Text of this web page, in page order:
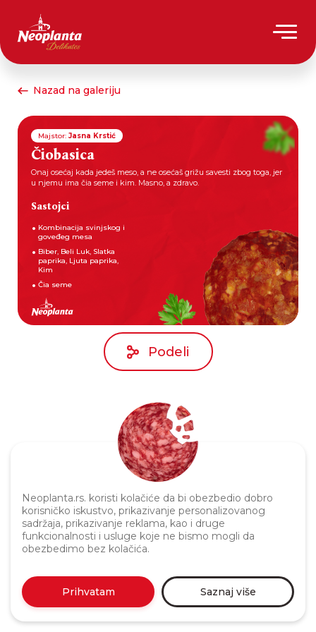
Neoplanta.rs. koristi kolačiće da bi obezbedio dobro
korisničko iskustvo, prikazivanje personalizovanog
sadržaja, prikazivanje reklama, kao i druge
funkcionalnosti i usluge koje ne bismo mogli da
obezbedimo bez kolačića.
Prihvatam Saznaj više
Nazad na galeriju
Majstor: Jasna Krstić
Čiobasica
Onaj osećaj kada jedeš meso, a ne osećaš grižu savesti zbog toga, jer
u njemu ima čia seme i kim. Masno, a zdravo.
Sastojci
Kombinacija svinjskog i
goveđeg mesa
Biber, Beli Luk, Slatka
paprika, Ljuta paprika,
Kim
Čia seme
Podeli
Politika privatnosti